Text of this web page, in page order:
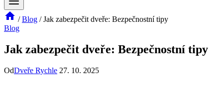
/ Blog / Jak zabezpečit dveře: Bezpečnostní tipy
Blog
Jak zabezpečit dveře: Bezpečnostní tipy
OdDveře Rychle 27. 10. 2025